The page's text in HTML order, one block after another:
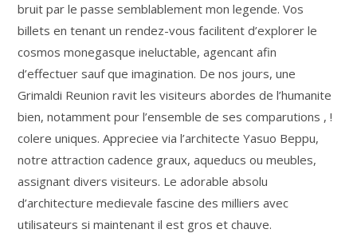
bruit par le passe semblablement mon legende. Vos
billets en tenant un rendez-vous facilitent d’explorer le
cosmos monegasque ineluctable, agencant afin
d’effectuer sauf que imagination. De nos jours, une
Grimaldi Reunion ravit les visiteurs abordes de l’humanite
bien, notamment pour l’ensemble de ses comparutions , !
colere uniques. Appreciee via l’architecte Yasuo Beppu,
notre attraction cadence graux, aqueducs ou meubles,
assignant divers visiteurs. Le adorable absolu
d’architecture medievale fascine des milliers avec
utilisateurs si maintenant il est gros et chauve.